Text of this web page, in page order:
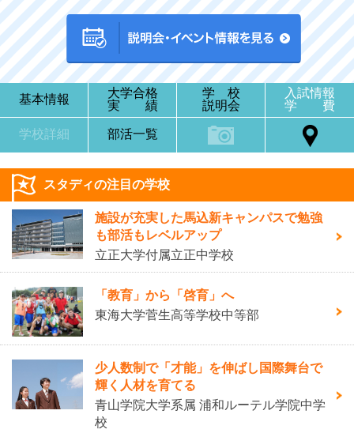
基本情報
大学合格
実 績
学 校
説明会
入試情報
学 費
学校詳細 部活一覧
スタディの注目の学校
施設が充実した馬込新キャンパスで勉強
も部活もレベルアップ
立正大学付属立正中学校
「教育」から「啓育」へ
東海大学菅生高等学校中等部
少人数制で「才能」を伸ばし国際舞台で
輝く人材を育てる
青山学院大学系属 浦和ルーテル学院中学
校